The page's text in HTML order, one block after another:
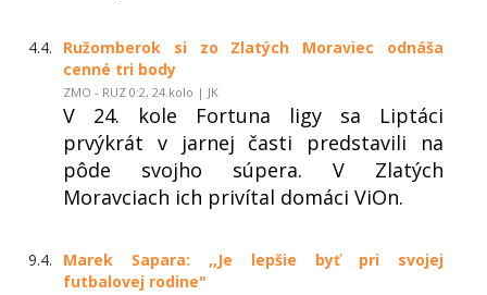
4.4.
Ružomberok si zo Zlatých Moraviec odnáša
cenné tri body
ZMO - RUZ 0:2, 24.kolo | JK
V 24. kole Fortuna ligy sa Liptáci
prvýkrát v jarnej časti predstavili na
pôde svojho súpera. V Zlatých
Moravciach ich privítal domáci ViOn.
9.4.
Marek Sapara: ,,Je lepšie byť pri svojej
futbalovej rodine"